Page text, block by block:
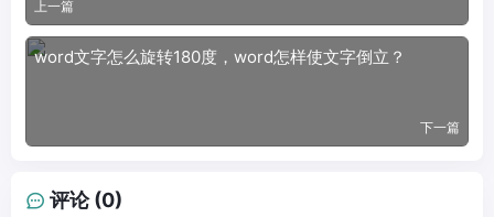
上一篇
word文字怎么旋转180度，word怎样使文字倒立？
下一篇
评论 (0)